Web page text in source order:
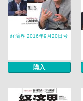
経済界 2016年9月20日号
購入